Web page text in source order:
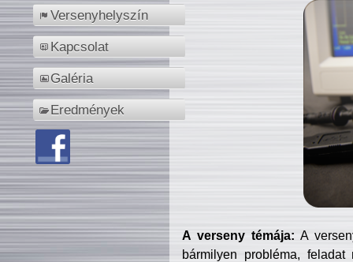
Versenyhelyszín
Kapcsolat
Galéria
Eredmények
A verseny témája: A
bármilyen probléma, feladat